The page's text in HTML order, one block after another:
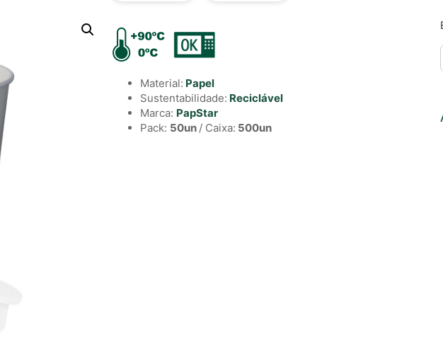
Material: Papel
Sustentabilidade: Reciclável
Marca: PapStar
Pack: 50un / Caixa: 500un